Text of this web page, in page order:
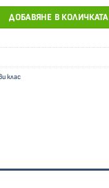
ДОБАВЯНЕ В КОЛИЧКАТА
клас